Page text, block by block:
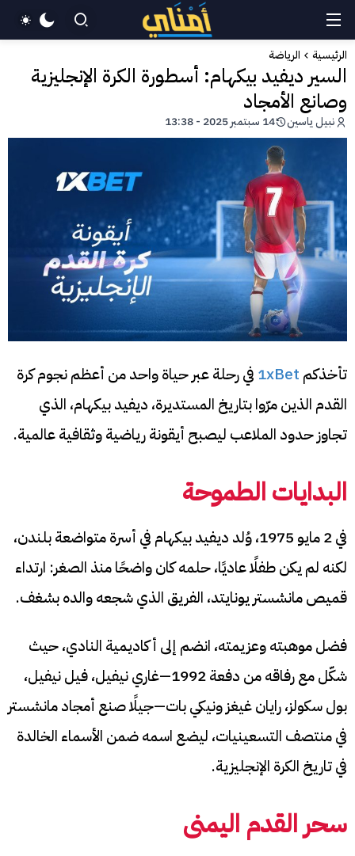
الرئيسية الرياضة
السير ديفيد بيكهام: أسطورة الكرة الإنجليزية
وصانع الأمجاد
نبيل ياسين 14 سبتمبر 2025 - 13:38
تأخذكم 1xBet في رحلة عبر حياة واحد من أعظم نجوم كرة
القدم الذين مرّوا بتاريخ المستديرة، ديفيد بيكهام، الذي
تجاوز حدود الملاعب ليصبح أيقونة رياضية وثقافية عالمية.
البدايات الطموحة
في 2 مايو 1975، وُلد ديفيد بيكهام في أسرة متواضعة بلندن،
لكنه لم يكن طفلًا عاديًا، حلمه كان واضحًا منذ الصغر: ارتداء
قميص مانشستر يونايتد، الفريق الذي شجعه والده بشغف.
فضل موهبته وعزيمته، انضم إلى أكاديمية النادي، حيث
شكّل مع رفاقه من دفعة 1992—غاري نيفيل، فيل نيفيل،
بول سكولز، رايان غيغز ونيكي بات—جيلًا صنع أمجاد مانشستر
في منتصف التسعينيات، ليضع اسمه ضمن الأسماء الخالدة
في تاريخ الكرة الإنجليزية.
سحر القدم اليمنى